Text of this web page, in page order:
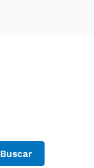
Buscar